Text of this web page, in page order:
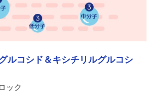
ルコシド＆キシチリルグルコシ
ック